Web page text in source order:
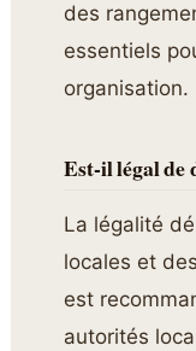
des
essentiels
organisation.
Est-il légal de
La légalité
locales et
est
autorités